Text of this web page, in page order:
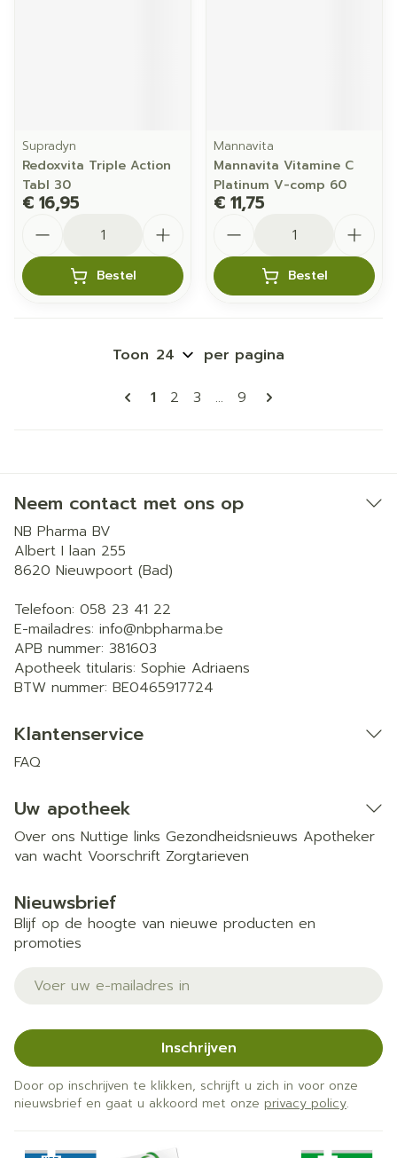
Supradyn
Redoxvita Triple Action
Tabl 30
€ 16,95
Bestel
Mannavita
Mannavita Vitamine C
Platinum V-comp 60
€ 11,75
Bestel
Pagina's
U lees momenteel pagina
1 Pagina
2 Pagina
3 ... Pagina
9
Toon per pagina
Neem contact met ons op
NB Pharma BV
Albert I laan 255
8620 Nieuwpoort (Bad)
Telefoon: 058 23 41 22
E-mailadres: info@nbpharma.be
APB nummer: 381603
Apotheek titularis: Sophie Adriaens
BTW nummer: BE0465917724
Klantenservice
FAQ
Uw apotheek
Over ons Nuttige links Gezondheidsnieuws Apotheker
van wacht Voorschrift Zorgtarieven
Nieuwsbrief
Blijf op de hoogte van nieuwe producten en
promoties
E-mail adres
Inschrijven
Door op inschrijven te klikken, schrijft u zich in voor onze
nieuwsbrief en gaat u akkoord met onze privacy policy.